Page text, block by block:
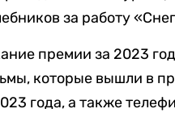
за работу
премии за 2023
которые вышли в
года, а также